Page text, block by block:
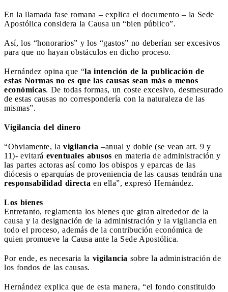
En la llamada fase romana – explica el documento – la Sede
Apostólica considera la Causa un “bien público”.
Así, los “honorarios” y los “gastos” no deberían ser excesivos
para que no hayan obstáculos en dicho proceso.
Hernández opina que “la intención de la publicación de
estas Normas no es que las causas sean más o menos
económicas. De todas formas, un coste excesivo, desmesurado
de estas causas no correspondería con la naturaleza de las
mismas”.
Vigilancia del dinero
“Obviamente, la vigilancia –anual y doble (se vean art. 9 y
11)- evitará eventuales abusos en materia de administración y
las partes actoras así como los obispos y eparcas de las
diócesis o eparquías de proveniencia de las causas tendrán una
responsabilidad directa en ella”, expresó Hernández.
Los bienes
Entretanto, reglamenta los bienes que giran alrededor de la
causa y la designación de la administración y la vigilancia en
todo el proceso, además de la contribución económica de
quien promueve la Causa ante la Sede Apostólica.
Por ende, es necesaria la vigilancia sobre la administración de
los fondos de las causas.
Hernández explica que de esta manera, “el fondo constituido